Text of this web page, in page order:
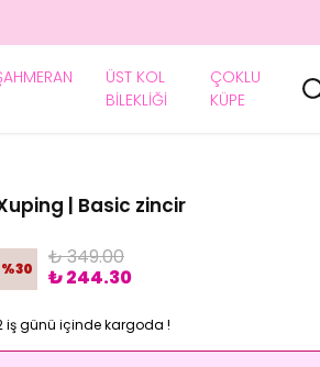
ÜST KOL
BİLEKLİĞİ
ÇOKLU
KÜPE
| Basic zincir
%30
₺ 349.00
₺ 244.30
iş günü içinde kargoda !